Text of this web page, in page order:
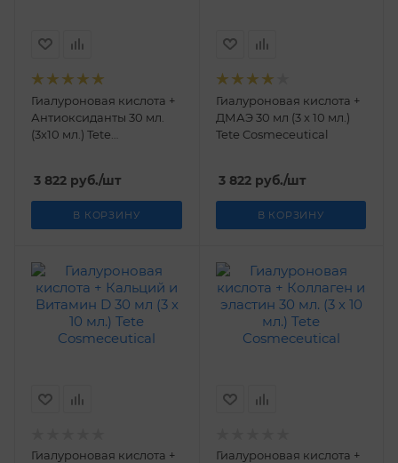
Гиалуроновая кислота +
Антиоксиданты 30 мл.
(3х10 мл.) Tetе
3 822 руб./шт
В КОРЗИНУ
Гиалуроновая кислота +
ДМАЭ 30 мл (3 х 10 мл.)
Tetе Cosmeceutical
3 822руб./шт
В КОРЗИНУ
Гиалуроновая кислота +
Гиалуроновая кислота +